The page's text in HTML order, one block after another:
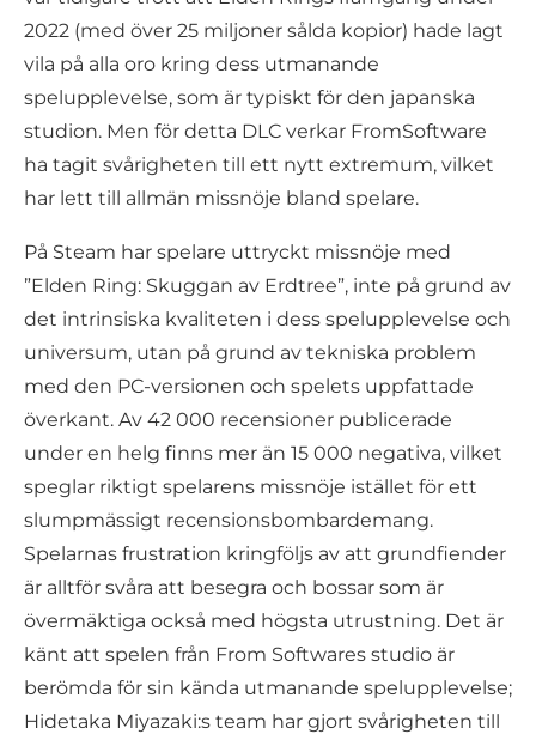
2022 (med över 25 miljoner sålda kopior) hade lagt
vila på alla oro kring dess utmanande
spelupplevelse, som är typiskt för den japanska
studion. Men för detta DLC verkar FromSoftware
ha tagit svårigheten till ett nytt extremum, vilket
har lett till allmän missnöje bland spelare.
På Steam har spelare uttryckt missnöje med
”Elden Ring: Skuggan av Erdtree”, inte på grund av
det intrinsiska kvaliteten i dess spelupplevelse och
universum, utan på grund av tekniska problem
med den PC-versionen och spelets uppfattade
överkant. Av 42 000 recensioner publicerade
under en helg finns mer än 15 000 negativa, vilket
speglar riktigt spelarens missnöje istället för ett
slumpmässigt recensionsbombardemang.
Spelarnas frustration kringföljs av att grundfiender
är alltför svåra att besegra och bossar som är
övermäktiga också med högsta utrustning. Det är
känt att spelen från From Softwares studio är
berömda för sin kända utmanande spelupplevelse;
Hidetaka Miyazaki:s team har gjort svårigheten till